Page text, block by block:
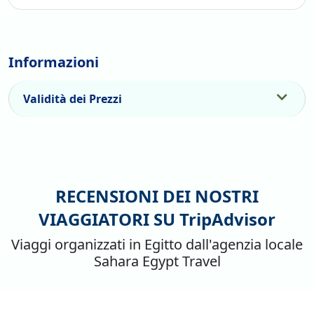
Informazioni
Validità dei Prezzi
RECENSIONI DEI NOSTRI
VIAGGIATORI SU TripAdvisor
Viaggi organizzati in Egitto dall'agenzia locale
Sahara Egypt Travel